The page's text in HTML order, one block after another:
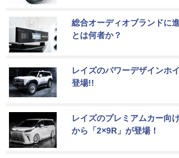
総合オーディオブランドに
とは何者か？
レイズのパワーデザインホ
登場!!
レイズのプレミアムカー向
から「2×9R」が登場！